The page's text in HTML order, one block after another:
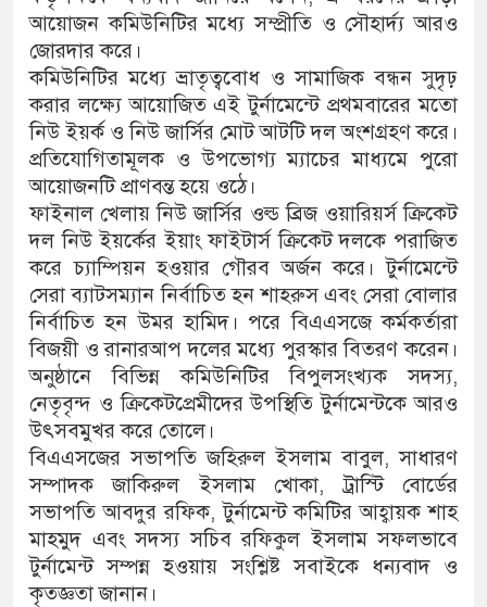
আয়োজন কমিউনিটির মধ্যে সম্প্রীতি ও সৌহার্দ্য আরও
জোরদার করে।
কমিউনিটির মধ্যে ভ্রাতৃত্ববোধ ও সামাজিক বন্ধন সুদৃঢ়
করার লক্ষ্যে আয়োজিত এই টুর্নামেন্টে প্রথমবারের মতো
নিউ ইয়র্ক ও নিউ জার্সির মোট আটটি দল অংশগ্রহণ করে।
প্রতিযোগিতামূলক ও উপভোগ্য ম্যাচের মাধ্যমে পুরো
আয়োজনটি প্রাণবন্ত হয়ে ওঠে।
ফাইনাল খেলায় নিউ জার্সির ওল্ড ব্রিজ ওয়ারিয়র্স ক্রিকেট
দল নিউ ইয়র্কের ইয়াং ফাইটার্স ক্রিকেট দলকে পরাজিত
করে চ্যাম্পিয়ন হওয়ার গৌরব অর্জন করে। টুর্নামেন্টে
সেরা ব্যাটসম্যান নির্বাচিত হন শাহরুস এবং সেরা বোলার
নির্বাচিত হন উমর হামিদ। পরে বিএএসজে কর্মকর্তারা
বিজয়ী ও রানারআপ দলের মধ্যে পুরস্কার বিতরণ করেন।
অনুষ্ঠানে বিভিন্ন কমিউনিটির বিপুলসংখ্যক সদস্য,
নেতৃবৃন্দ ও ক্রিকেটপ্রেমীদের উপস্থিতি টুর্নামেন্টকে আরও
উৎসবমুখর করে তোলে।
বিএএসজের সভাপতি জহিরুল ইসলাম বাবুল, সাধারণ
সম্পাদক জাকিরুল ইসলাম খোকা, ট্রাস্টি বোর্ডের
সভাপতি আবদুর রফিক, টুর্নামেন্ট কমিটির আহ্বায়ক শাহ
মাহমুদ এবং সদস্য সচিব রফিকুল ইসলাম সফলভাবে
টুর্নামেন্ট সম্পন্ন হওয়ায় সংশ্লিষ্ট সবাইকে ধন্যবাদ ও
কৃতজ্ঞতা জানান।